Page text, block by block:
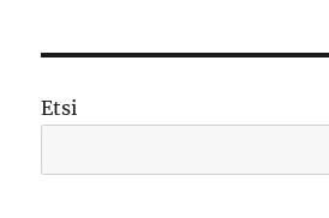
kurssi
perustan
Etsi